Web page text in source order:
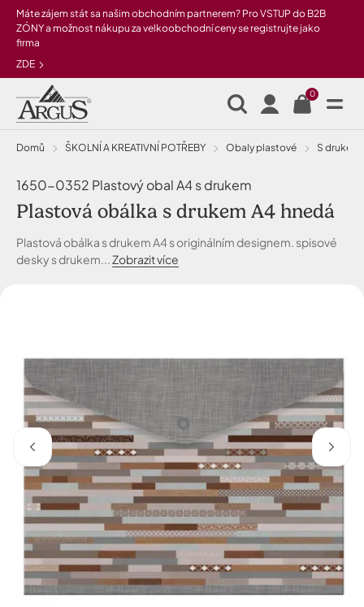
Přeskočit na hlavní obsah
Máte zájem stát sa našim obchodním partnerem? Pro VSTUP do B2B
ZÓNY a možnost nákupu za velkoobchodní ceny se registrujte jako
firma
ZDE
0
Domů ŠKOLNÍ A KREATIVNÍ POTŘEBY Obaly plastové s drukem
1650-0352 Plastový obal A4 s drukem
Plastová obálka s drukem A4 hnedá
Plastová obálka s drukem A4 s originálním designem. spisové
desky s drukem...Zobrazit více